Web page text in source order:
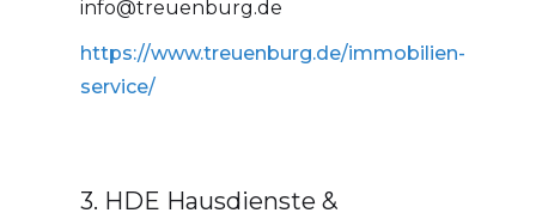
info@treuenburg.de
https://www.treuenburg.de/immobilien-
service/
3. HDE Hausdienste &